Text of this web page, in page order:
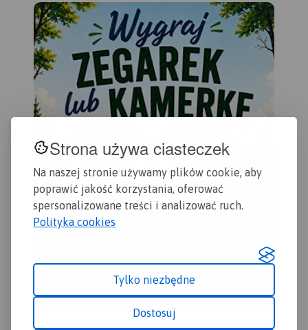
Strona używa ciasteczek
Na naszej stronie używamy plików cookie, aby
poprawić jakość korzystania, oferować
spersonalizowane treści i analizować ruch.
Polityka cookies
Tylko niezbędne
Dostosuj
wspinaczkowe, z których
słynie region i najważniejsze
atrakcje turystyczne.Rok
wydania: 2022
oznaczono czasy przejścia
na poszczególnych szlakach
turystycznych.
Rok wydania
2019